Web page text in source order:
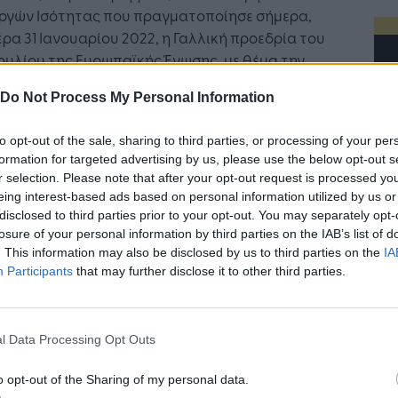
Do Not Process My Personal Information
opt-out of the sale, sharing to third parties, or processing of your
for targeted advertising by us, please use the below opt-out
selection. Please note that after your opt-out request is processed
interest-based ads based on personal information utilized by us
to third parties prior to your opt-out. You may separately
of your personal information by third parties on the IAB’s list of
This information may also be disclosed by us to third parties on the
Participants that may further disclose it to other third parties.
Data Processing Opt Outs
opt-out of the Sharing of my personal data.
Ισότητας που πραγματοποίησε σήμερα,
31 Ιανουαρίου 2022, η Γαλλική προεδρία του
της Ευρωπαϊκής Ένωσης, με θέμα την
για την ουσιαστική ισότητα των φύλων.
που εκπροσώπησε τη χώρα μας,
στις πολιτικές που εφαρμόζει η Ελλάδα
οποίες προωθούν την ενδυνάμωση των
και τις βοηθούν να κατακτήσουν τη θέση
αξίζει στην οικονομική, κοινωνική και
ζωή της χώρας. Η υφυπουργός έκανε
αναφορά στο νέο Εθνικό Σχέδιο Δράσης για
των γυναικών στην αγορά εργασίας. Μίλησε
έργο για τη δημιουργία χώρων φύλαξης